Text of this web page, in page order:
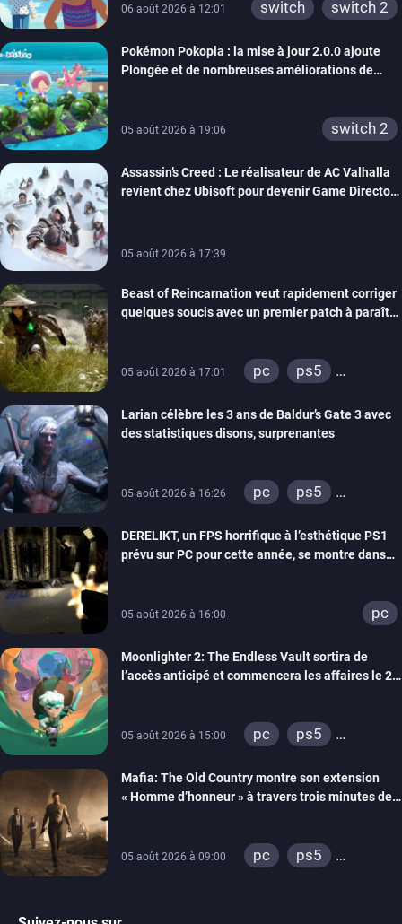
switch 2
06 août 2026 à 12:01 switch switch 2
Pokémon Pokopia : la mise à jour 2.0.0 ajoute
Plongée et de nombreuses améliorations de
05 août 2026 à 19:06 switch 2
Assassin’s Creed : Le réalisateur de AC Valhalla
revient chez Ubisoft pour devenir Game Director
05 août 2026 à 17:39
Beast of Reincarnation veut rapidement corriger
quelques soucis avec un premier patch à paraître
05 août 2026 à 17:01 pc
ps5
Larian célèbre les 3 ans de Baldur’s Gate 3 avec
des statistiques disons, surprenantes
05 août 2026 à 16:26 pc
ps5
DERELIKT, un FPS horrifique à l’esthétique PS1
prévu sur PC pour cette année, se montre dans
05 août 2026 à 16:00 pc
Moonlighter 2: The Endless Vault sortira de
l’accès anticipé et commencera les affaires le 2
05 août 2026 à 15:00 pc
ps5
Mafia: The Old Country montre son extension
« Homme d’honneur » à travers trois minutes de
05 août 2026 à 09:00 pc
ps5